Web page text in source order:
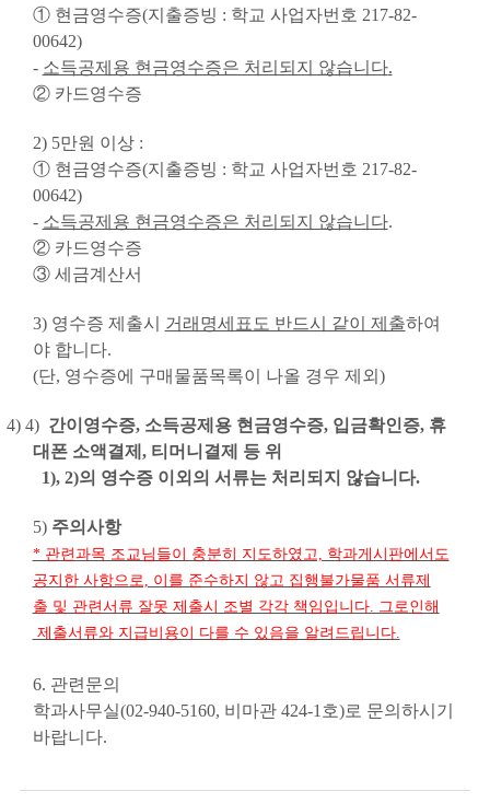
① 현금영수증(지출증빙 : 학교 사업자번호 217-82-
00642)
- 소득공제용 현금영수증은 처리되지 않습니다.
② 카드영수증
2) 5만원 이상 :
① 현금영수증(지출증빙 : 학교 사업자번호 217-82-
00642)
- 소득공제용 현금영수증은 처리되지 않습니다.
② 카드영수증
③ 세금계산서
3) 영수증 제출시 거래명세표도 반드시 같이 제출하여
야 합니다.
(단, 영수증에 구매물품목록이 나올 경우 제외 )
4) 4) 간이영수증, 소득공제용 현금영수증, 입금확인증, 휴
대폰 소액결제 , 티머니결제 등 위
1), 2)의 영수증 이외의 서류는 처리되지 않습니다.
5) 주의사항
* 관련과목 조교님들이 충분히 지도하였고, 학과게시판에서도
공지한 사항으로, 이를 준수하지 않고 집행불가물품 서류제
출 및 관련서류 잘못 제출시 조별 각각 책임입니다. 그로인해
제출서류와 지급비용이 다를 수 있음을 알려드립니다.
6. 관련문의
학과사무실(02-940-5160, 비마관 424-1 호)로 문의하시기
바랍니다.